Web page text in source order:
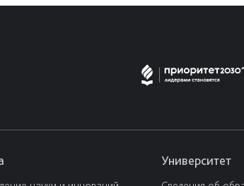
Университет